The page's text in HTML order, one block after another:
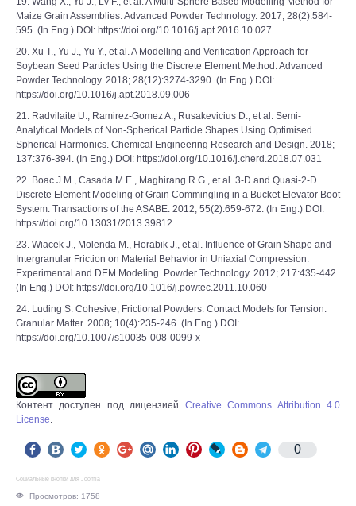
Maize Grain Assemblies. Advanced Powder Technology. 2017; 28(2):584-
595. (In Eng.) DOI: https://doi.org/10.1016/j.apt.2016.10.027
20. Xu T., Yu J., Yu Y., et al. A Modelling and Verification Approach for
Soybean Seed Particles Using the Discrete Element Method. Advanced
Powder Technology. 2018; 28(12):3274-3290. (In Eng.) DOI:
https://doi.org/10.1016/j.apt.2018.09.006
21. Radvilaite U., Ramirez-Gomez A., Rusakevicius D., et al. Semi-
Analytical Models of Non-Spherical Particle Shapes Using Optimised
Spherical Harmonics. Chemical Engineering Research and Design. 2018;
137:376-394. (In Eng.) DOI: https://doi.org/10.1016/j.cherd.2018.07.031
22. Boac J.M., Casada M.E., Maghirang R.G., et al. 3-D and Quasi-2-D
Discrete Element Modeling of Grain Commingling in a Bucket Elevator Boot
System. Transactions of the ASABE. 2012; 55(2):659-672. (In Eng.) DOI:
https://doi.org/10.13031/2013.39812
23. Wiacek J., Molenda M., Horabik J., et al. Influence of Grain Shape and
Intergranular Friction on Material Behavior in Uniaxial Compression:
Experimental and DEM Modeling. Powder Technology. 2012; 217:435-442.
(In Eng.) DOI: https://doi.org/10.1016/j.powtec.2011.10.060
24. Luding S. Cohesive, Frictional Powders: Contact Models for Tension.
Granular Matter. 2008; 10(4):235-246. (In Eng.) DOI:
https://doi.org/10.1007/s10035-008-0099-x
Контент доступен под лицензией Creative Commons Attribution 4.0
License.
0
Социальные кнопки для Joomla
Просмотров: 1758